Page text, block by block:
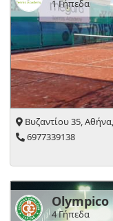
1 Γήπεδα
Βυζαντίου 35,
6977339138
Olympico
4 Γήπεδα